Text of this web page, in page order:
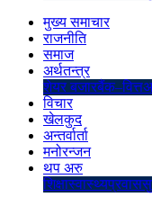
मुख्य समाचार
राजनीति
समाज
अर्थतन्त्र
शेयर बजारबैंक–वित्त
विचार
खेलकुद
अन्तर्वार्ता
मनोरन्जन
थप अरु
शिक्षास्वास्थ्यप्रवास